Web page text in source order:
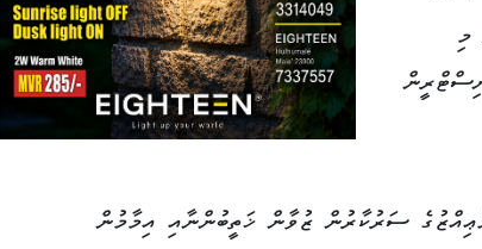
މި
ސަރުކާރުން ޒުވާން ޚަތީބުންނާއި އިމާމުން